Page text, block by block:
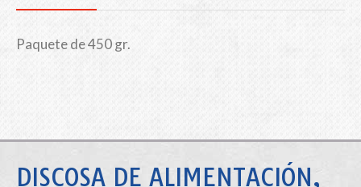
Paquete de 450 gr.
DISCOSA DE ALIMENTACIÓN,